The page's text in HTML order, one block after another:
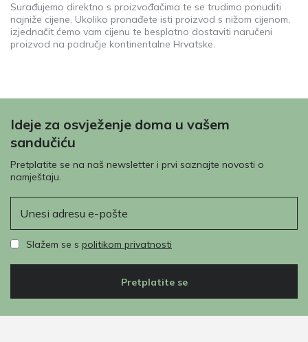
Surađujemo direktno s proizvođačima te se trudimo ponuditi
najniže cijene. Ukoliko pronađete isti proizvod s nižom cijenom,
izjednačit ćemo vam cijenu te besplatno dostaviti naručeni
proizvod na područje kontinentalne Hrvatske.
Ideje za osvježenje doma u vašem
sandučiću
Pretplatite se na naš newsletter i prvi saznajte novosti o
namještaju.
Slažem se s politikom privatnosti
Pretplatite se